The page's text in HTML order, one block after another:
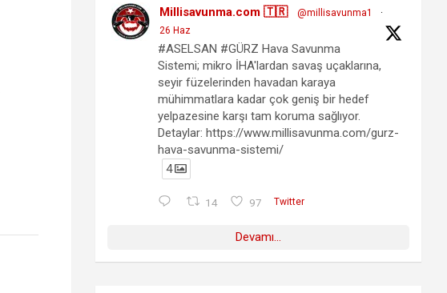
Millisavunma.com 🇹🇷 @millisavunma1
·
26 Haz
#ASELSAN #GÜRZ Hava Savunma
Sistemi; mikro İHA'lardan savaş uçaklarına,
seyir füzelerinden havadan karaya
mühimmatlara kadar çok geniş bir hedef
yelpazesine karşı tam koruma sağlıyor.
Detaylar: https://www.millisavunma.com/gurz-
hava-savunma-sistemi/
4
14 97 Twitter
Devamı...